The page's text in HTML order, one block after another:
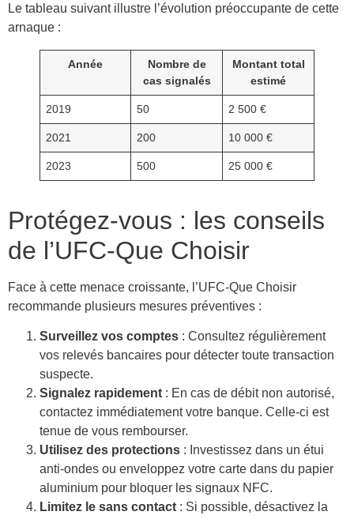
Le tableau suivant illustre l’évolution préoccupante de cette
arnaque :
Année
Nombre de
cas signalés
Montant total
estimé
2019 50 2 500 €
2021 200 10 000 €
2023 500 25 000 €
Protégez-vous : les conseils
de l’UFC-Que Choisir
Face à cette menace croissante, l’UFC-Que Choisir
recommande plusieurs mesures préventives :
Surveillez vos comptes : Consultez régulièrement
vos relevés bancaires pour détecter toute transaction
suspecte.
Signalez rapidement : En cas de débit non autorisé,
contactez immédiatement votre banque. Celle-ci est
tenue de vous rembourser.
Utilisez des protections : Investissez dans un étui
anti-ondes ou enveloppez votre carte dans du papier
aluminium pour bloquer les signaux NFC.
Limitez le sans contact : Si possible, désactivez la